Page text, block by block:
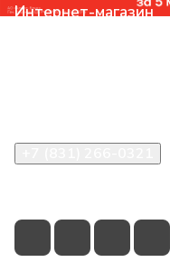
Интернет-магазин